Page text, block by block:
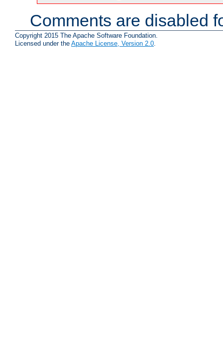
Comments are disabled
Copyright 2015 The Apache Software Foundation.
Licensed under the Apache License, Version 2.0.